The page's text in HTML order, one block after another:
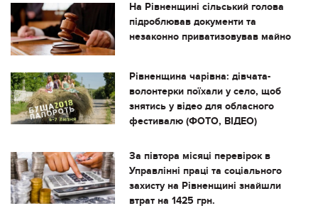
На Рівненщині сільський голова
підроблював документи та
незаконно приватизовував майно
Рівненщина чарівна: дівчата-
волонтерки поїхали у село, щоб
знятись у відео для обласного
фестивалю (ФОТО, ВІДЕО)
За півтора місяці перевірок в
Управлінні праці та соціального
захисту на Рівненщині знайшли
втрат на 1425 грн.